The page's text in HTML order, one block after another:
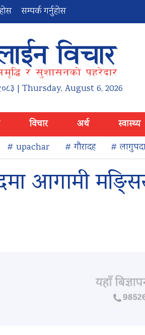
सम्पर्क गर्नुहोस
| Thursday, August 6, 2026
विचार अर्थ स्वास्थ्य
# upachar # गौरादह #
आगामी